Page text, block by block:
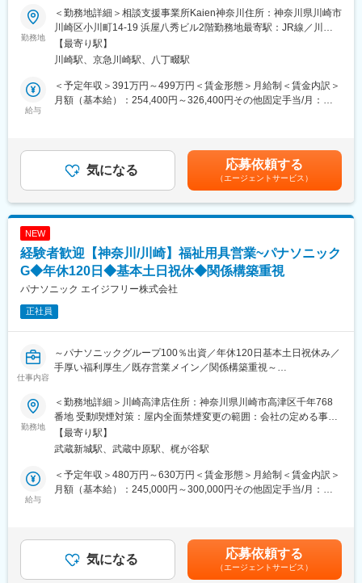
また、実際に商品を販売していく先は要介護者の方となります。
※ケアマネジャーとは：
介護を受ける要介護者の心身の状況に応じ、適切な介護サービス
を利用できるよう相談に応じたり、市町村や事業所との連絡・調
整を行ったりする専門職です。
(2) 個人のお客様へのご提案（ケアマネジャーから紹介を受けた要
・ 介護用品からリフォームまで生活の質改善に向けてご提案
・ 売って終わりではなく、定期的に訪問し使用状況等を確認
※ 17時頃には事務所へ帰社（基本19時頃には退社）します。
■フォロー体制：
社内の力を借りれば即座に解決できます。また商品の受発注は事
務スタッフがサポートします。
年2回のインセンティブがあり、平均20万円前後。最大50万円支
給も可能です。
変更の範囲：会社の定める業務
に発達障害や精神障害のある大人向け、子ども向けの業務となり
ます。
■具体的な職務内容：
就労移行支援や放課後等デイサービスに通う方々の専門的なアセ
スメントを行ったり、その支援計画や実施状況をスタッフやご本
人、ご家族にわかりやすく伝える役割です。教育から就労・生活
まで、各段階における障害児者・ご家族のご希望や適性に合わせ
・就労希望で福祉事業の活用する障害者の相談計画の作成・更新
・福祉事業を希望される発達障害児・ご家族の相談計画の作成・
■職務の特徴：
・障害のある方の人生を広く間近でサポートしたいという方向け
の職種です。
・行政の福祉サービスを効果的かつ計画的にご利用いただくため
す。障害のある方の社会適応に尽力でき、責任感とやりがいを感
じられる業務です。
変更の範囲：会社の定める業務
勤務地
＜勤務地詳細＞相談支援事業所Kaien神奈川住所：神奈川県川崎市
川崎区小川町14-19 浜屋八秀ビル2階勤務地最寄駅：JR線／川崎
駅受動喫煙対策：敷地内全面禁煙変更の範囲：会社の定める事業
所
【最寄り駅】
川崎駅、京急川崎駅、八丁畷駅
給与
＜予定年収＞391万円～499万円＜賃金形態＞月給制＜賃金内訳＞
月額（基本給）：254,400円～326,400円その他固定手当/月：
（平均約10万円）※賞与、手当の支給対象・支給額は、評価や状
況により変更になる可能性があります。賃金はあくまでも目安の
金額であり、選考を通じて上下する可能性があります。月給(月額)
は固定手当を含めた表記です。
気になる 応募依頼する
（エージェントサービス）
NEW
経験者歓迎【神奈川/川崎】福祉用具営業~パナソニック
G◆年休120日◆基本土日祝休◆関係構築重視
パナソニック エイジフリー株式会社
正社員
仕事内容
～パナソニックグループ100％出資／年休120日基本土日祝休み／
手厚い福利厚生／既存営業メイン／関係構築重視～
業をお任せします。
■当求人の魅力：
◎早期キャリアアップ可能
例）キャリ入社7年目：店長に昇格、新卒入社6年目：店長昇格
◎インセンティブ手当あり
例）平均15～20万円、最高50万円支給の社員もあり（半期ごと）
◎地域密着型の営業
■企業魅力：
・週1回のノー残業デー設定あり
・地域限定社員制度あり（給与に変動なし）
勤務地
＜勤務地詳細＞川崎高津店住所：神奈川県川崎市高津区千年768
番地 受動喫煙対策：屋内全面禁煙変更の範囲：会社の定める事業
所【最寄り駅】
武蔵新城駅、武蔵中原駅、梶が谷駅
給与
＜予定年収＞480万円～630万円＜賃金形態＞月給制＜賃金内訳＞
月額（基本給）：245,000円～300,000円その他固定手当/月：
選考を通じて上下する可能性があります。月給(月額)は固定手当を
含めた表記です。
気になる 応募依頼する
（エージェントサービス）